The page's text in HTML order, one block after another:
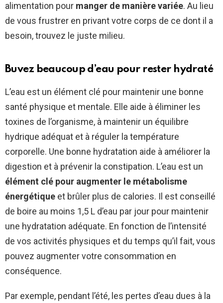
alimentation pour manger de manière variée. Au lieu
de vous frustrer en privant votre corps de ce dont il a
besoin, trouvez le juste milieu.
Buvez beaucoup d’eau pour rester hydraté
L’eau est un élément clé pour maintenir une bonne
santé physique et mentale. Elle aide à éliminer les
toxines de l’organisme, à maintenir un équilibre
hydrique adéquat et à réguler la température
corporelle. Une bonne hydratation aide à améliorer la
digestion et à prévenir la constipation. L’eau est un
élément clé pour augmenter le métabolisme
énergétique et brûler plus de calories. Il est conseillé
de boire au moins 1,5 L d’eau par jour pour maintenir
une hydratation adéquate. En fonction de l’intensité
de vos activités physiques et du temps qu’il fait, vous
pouvez augmenter votre consommation en
conséquence.
Par exemple, pendant l’été, les pertes d’eau dues à la